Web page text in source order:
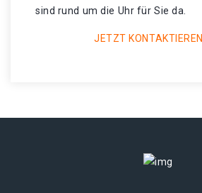
sind rund um die Uhr für Sie da.
JETZT KONTAKTIEREN